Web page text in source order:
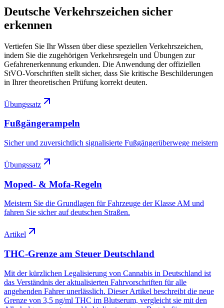
Deutsche Verkehrszeichen sicher
erkennen
Vertiefen Sie Ihr Wissen über diese speziellen Verkehrszeichen,
indem Sie die zugehörigen Verkehrsregeln und Übungen zur
Gefahrenerkennung erkunden. Die Anwendung der offiziellen
StVO-Vorschriften stellt sicher, dass Sie kritische Beschilderungen
in Ihrer theoretischen Prüfung korrekt deuten.
Übungssatz
Fußgängerampeln
Sicher und zuversichtlich signalisierte Fußgängerüberwege meistern
Übungssatz
Moped- & Mofa-Regeln
Meistern Sie die Grundlagen für Fahrzeuge der Klasse AM und
fahren Sie sicher auf deutschen Straßen.
Artikel
THC-Grenze am Steuer Deutschland
Mit der kürzlichen Legalisierung von Cannabis in Deutschland ist
das Verständnis der aktualisierten Fahrvorschriften für alle
angehenden Fahrer unerlässlich. Dieser Artikel beschreibt die neue
Grenze von 3,5 ng/ml THC im Blutserum, vergleicht sie mit den